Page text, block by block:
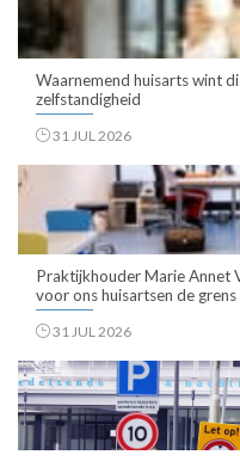
Waarnemend huisarts wint
zelfstandigheid
31 JUL 2026
Praktijkhouder Marie Annet
voor ons huisartsen de grens
31 JUL 2026